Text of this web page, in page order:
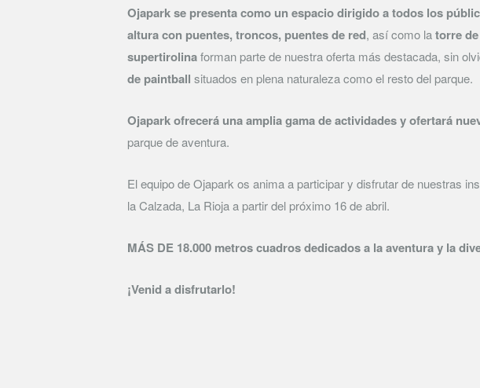
Ojapark se presenta como un espacio dirigido a todos los
altura con puentes, troncos, puentes de red, así como latorre
supertirolinaforman parte de nuestra oferta más destacada, sin
de paintball situados en plena naturaleza como el resto del parque.
Ojapark ofrecerá una amplia gama de actividades y ofertará
parque de aventura.
El equipo de Ojapark os anima a participar y disfrutar de nuestras
la Calzada, La Rioja a partir del próximo 16 de abril.
MÁS DE 18.000 metros cuadros dedicados a la aventura y la
¡Venid a disfrutarlo!